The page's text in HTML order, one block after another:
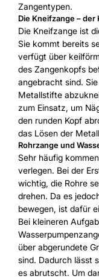
Zangentypen.
Die Kneifzange –
Die Kneifzange ist
Sie kommt bereits
verfügt über
des Zangenkopfs
angebracht sind.
Metallstifte
zum Einsatz, um
den runden Kopf
das Lösen der
Rohrzange und
Sehr häufig
verlegen. Bei der
wichtig, die Rohre
drehen. Da es
bewegen, ist dafür
Bei kleineren
über abgerundete
sind. Dadurch lässt
es abrutscht. Um